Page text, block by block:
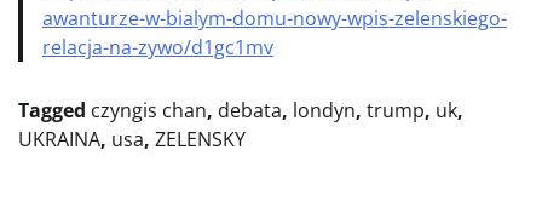
awanturze-w-bialym-domu-nowy-wpis-zelenskiego-
relacja-na-zywo/d1gc1mv
Tagged czyngis chan, debata, londyn, trump, uk,
UKRAINA, usa, ZELENSKY